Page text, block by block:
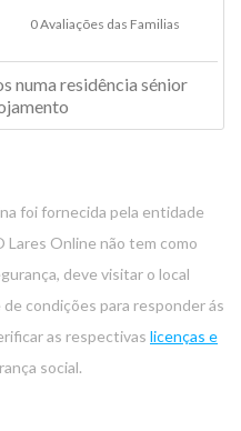
0 Avaliações das Familias
numa residência sénior
foi fornecida pela entidade
Online não tem como
deve visitar o local
condições para responder ás
as respectivas licenças e
social.